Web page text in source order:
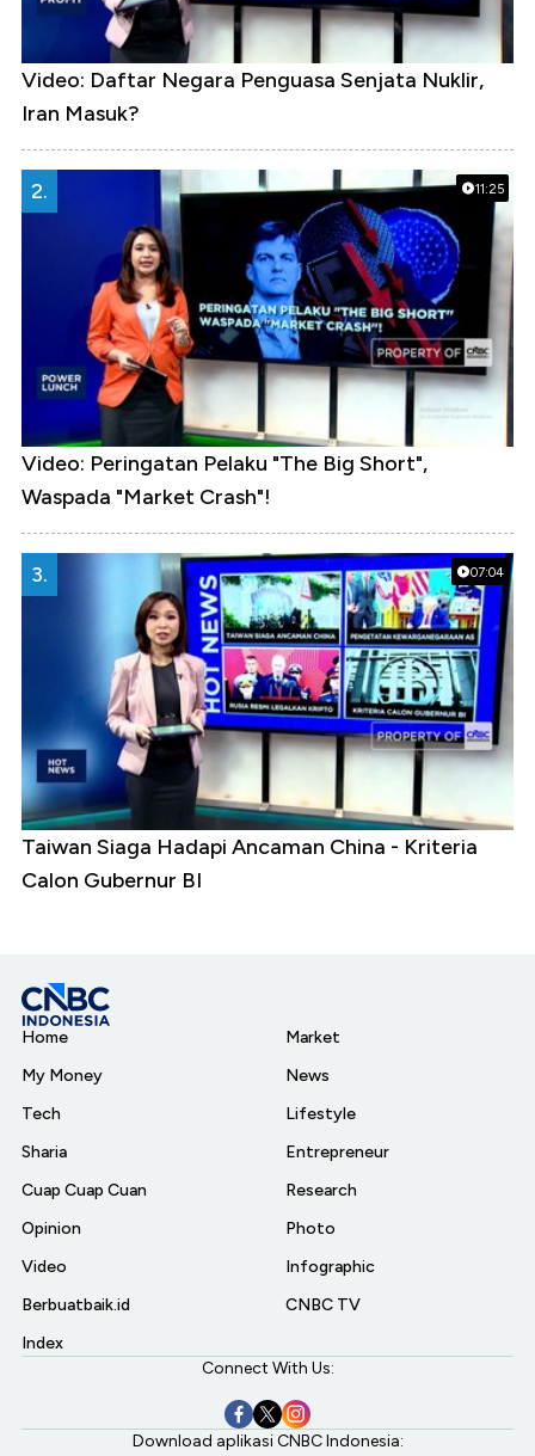
Video: Daftar Negara Penguasa Senjata Nuklir,
Iran Masuk?
11:25
2.
Video: Peringatan Pelaku "The Big Short",
Waspada "Market Crash"!
07:04
3.
Taiwan Siaga Hadapi Ancaman China - Kriteria
Calon Gubernur BI
Home
My Money
Tech
Sharia
Cuap Cuap Cuan
Opinion
Video
Berbuatbaik.id
Index
Market
News
Lifestyle
Entrepreneur
Research
Photo
Infographic
CNBC TV
Connect With Us:
Download aplikasi CNBC Indonesia: